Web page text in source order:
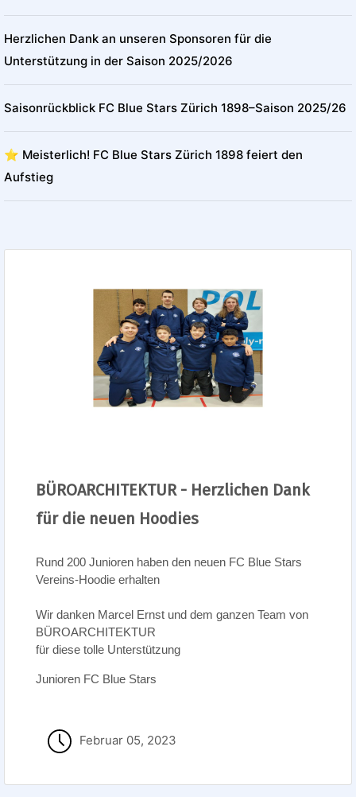
Herzlichen Dank an unseren Sponsoren für die
Unterstützung in der Saison 2025/2026
Saisonrückblick FC Blue Stars Zürich 1898–Saison 2025/26
⭐️ Meisterlich! FC Blue Stars Zürich 1898 feiert den
Aufstieg
BÜROARCHITEKTUR - Herzlichen Dank
für die neuen Hoodies
Rund 200 Junioren haben den neuen FC Blue Stars
Vereins-Hoodie erhalten
Wir danken Marcel Ernst und dem ganzen Team von
BÜROARCHITEKTUR
für diese tolle Unterstützung
Junioren FC Blue Stars
Februar 05, 2023